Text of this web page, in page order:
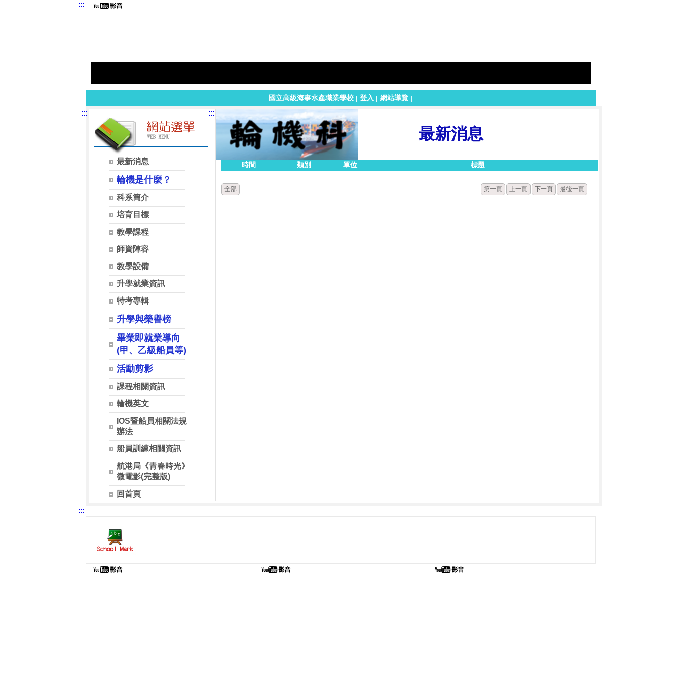
:::
國立高級海事水產職業學校 | 登入 | 網站導覽 |
:::
最新消息
輪機是什麼？
科系簡介
培育目標
教學課程
師資陣容
教學設備
升學就業資訊
特考專輯
升學與榮譽榜
畢業即就業導向
(甲、乙級船員等)
活動剪影
課程相關資訊
輪機英文
IOS暨船員相關法規
辦法
船員訓練相關資訊
航港局《青春時光》
微電影(完整版)
回首頁
:::
最新消息
時間 類別 單位 標題
全部 第一頁 上一頁 下一頁 最後一頁
:::